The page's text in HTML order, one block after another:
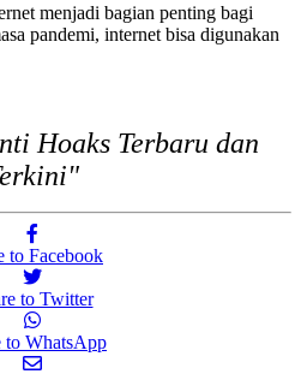
menjadi bagian penting bagi
pandemi, internet bisa digunakan
Hoaks Terbaru dan
to Facebook
to Twitter
to WhatsApp